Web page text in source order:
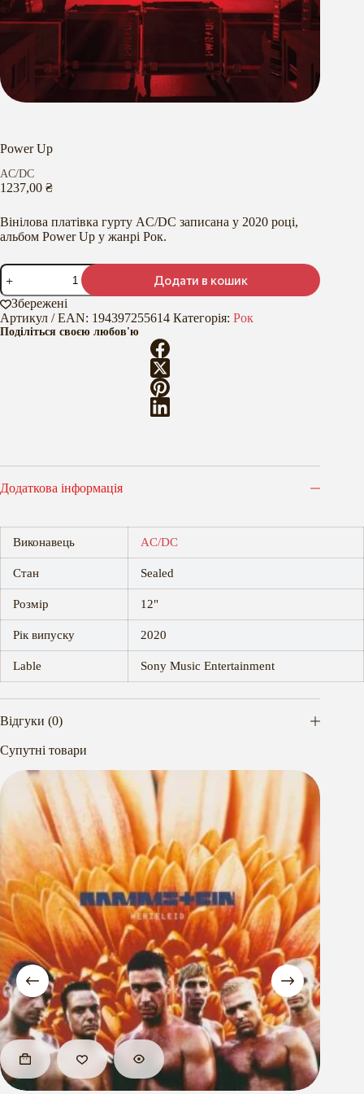
Power Up
AC/DC
1237,00 ₴
Вінілова платівка гурту AC/DC записана у 2020 році,
альбом Power Up у жанрі Рок.
Power
Up
кількість
Додати в кошик
Збережені
Артикул / EAN: 194397255614 Категорія: Рок
Поділіться своєю любов'ю
Додаткова інформація
Виконавець AC/DC
Стан Sealed
Розмір 12"
Рік випуску 2020
Lable Sony Music Entertainment
Відгуки (0)
Супутні товари